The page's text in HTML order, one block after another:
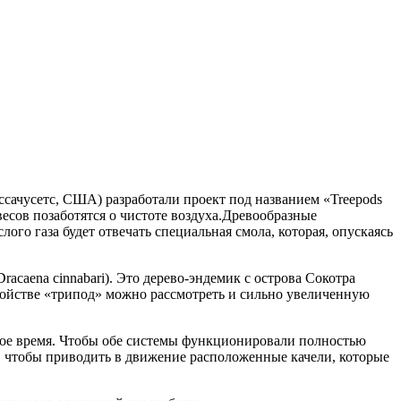
США) разработали проект под названием «Treepods
позаботятся о чистоте воздуха.Древообразные
газа будет отвечать специальная смола, которая, опускаясь
cinnabari). Это дерево-эндемик с острова Сокотра
«трипод» можно рассмотреть и сильно увеличенную
время. Чтобы обе системы функционировали полностью
приводить в движение расположенные качели, которые